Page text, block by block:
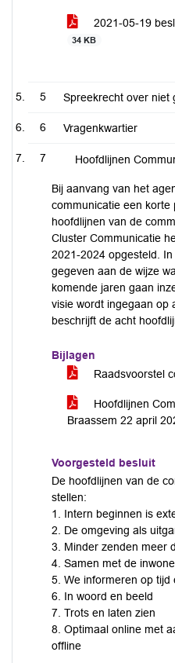
2021-05-19
34 KB
5 Spreekrecht over niet
6 Vragenkwartier
7 Hoofdlijnen
Bij aanvang van het
communicatie een
hoofdlijnen van de
Cluster Communicatie
2021-2024 opgesteld.
gegeven aan de wijze
komende jaren gaan
visie wordt ingegaan op
beschrijft de acht
Bijlagen
Raadsvoorstel
Hoofdlijnen
Braassem 22 april
Voorgesteld besluit
De hoofdlijnen van de
stellen:
1. Intern beginnen is
2. De omgeving als
3. Minder zenden meer
4. Samen met de
5. We informeren op tijd
6. In woord en beeld
7. Trots en laten zien
8. Optimaal online met
offline